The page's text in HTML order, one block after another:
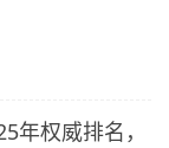
年权威排名，